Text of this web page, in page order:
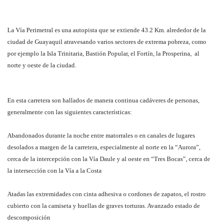
La Vía Perimetral es una autopista que se extiende 43.2 Km. alrededor de la
ciudad de Guayaquil atravesando varios sectores de extrema pobreza, como
por ejemplo la Isla Trinitaria, Bastión Popular, el Fortín, la Prosperina, al
norte y oeste de la ciudad.
En esta carretera son hallados de manera continua cadáveres de personas,
generalmente con las siguientes características:
Abandonados durante la noche entre matorrales o en canales de lugares
desolados a margen de la carretera, especialmente al norte en la “Aurora”,
cerca de la intercepción con la Vía Daule y al oeste en “Tres Bocas”, cerca de
la intersección con la Vía a la Costa
Atadas las extremidades con cinta adhesiva o cordones de zapatos, el rostro
cubierto con la camiseta y huellas de graves torturas. Avanzado estado de
descomposición